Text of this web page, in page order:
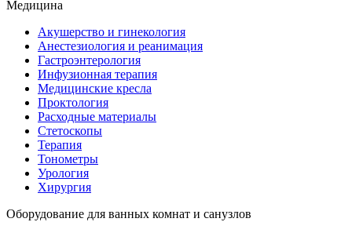
Медицина
Акушерство и гинекология
Анестезиология и реанимация
Гастроэнтерология
Инфузионная терапия
Медицинские кресла
Проктология
Расходные материалы
Стетоскопы
Терапия
Тонометры
Урология
Хирургия
Оборудование для ванных комнат и санузлов